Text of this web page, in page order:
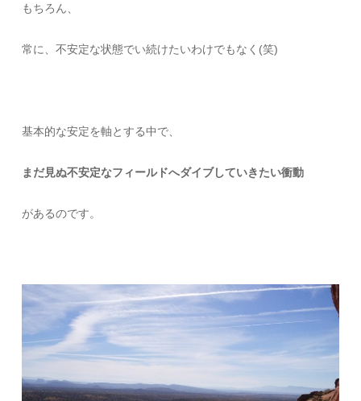
もちろん、
常に、不安定な状態でい続けたいわけでもなく(笑)
基本的な安定を軸とする中で、
まだ見ぬ不安定なフィールドへダイブしていきたい衝動
があるのです。